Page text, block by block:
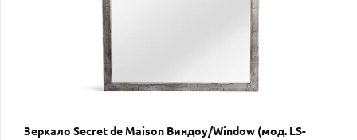
Зеркало Secret de Maison Виндоу/Window (мод. LS-